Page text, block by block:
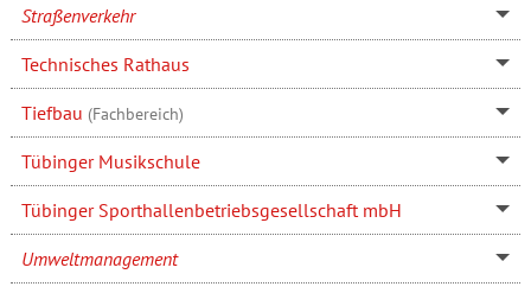
Straßenverkehr
Technisches Rathaus
Tiefbau (Fachbereich)
Tübinger Musikschule
Tübinger Sporthallenbetriebsgesellschaft mbH
Umweltmanagement